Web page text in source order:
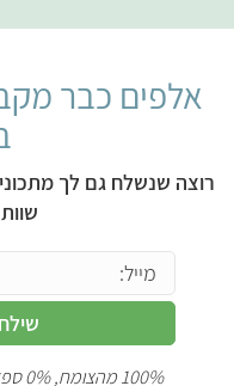
אלפים כבר
רוצה שנשלח גם לך
100% מהצומח, 0% ספאם. פשוט להצטרף, קל גם לבטל.